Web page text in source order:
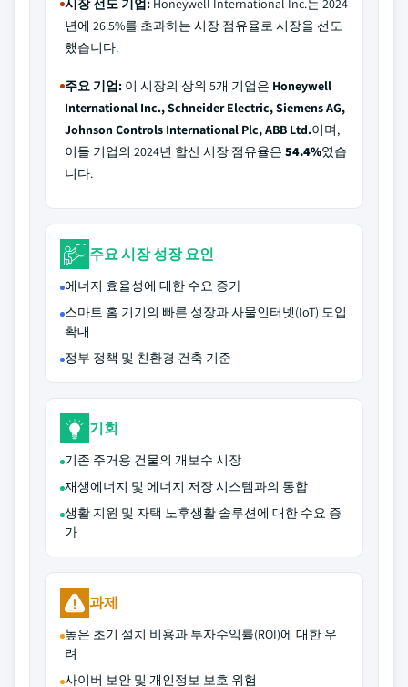
시장 선도 기업: Honeywell International Inc.는 2024
년에 26.5%를 초과하는 시장 점유율로 시장을 선도
했습니다.
주요 기업: 이 시장의 상위 5개 기업은 Honeywell
International Inc., Schneider Electric, Siemens AG,
Johnson Controls International Plc, ABB Ltd.이며,
이들 기업의 2024년 합산 시장 점유율은 54.4%였습
니다.
주요 시장 성장 요인
에너지 효율성에 대한 수요 증가
스마트 홈 기기의 빠른 성장과 사물인터넷(IoT) 도입
확대
정부 정책 및 친환경 건축 기준
기회
기존 주거용 건물의 개보수 시장
재생에너지 및 에너지 저장 시스템과의 통합
생활 지원 및 자택 노후생활 솔루션에 대한 수요 증
가
과제
높은 초기 설치 비용과 투자수익률(ROI)에 대한 우
려
사이버 보안 및 개인정보 보호 위험